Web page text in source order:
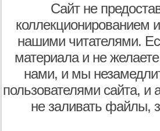
Сайт не
коллекционированием
нашими читателями.
материала и не
нами, и мы
пользователями сайта, и
не заливать файлы,